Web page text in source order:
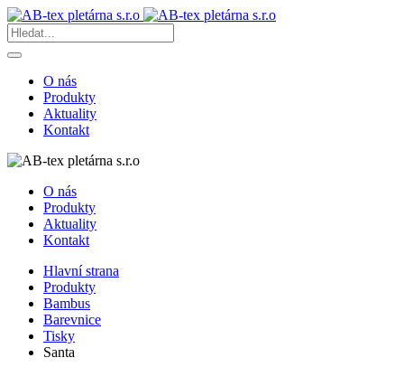
O nás
Produkty
Aktuality
Kontakt
O nás
Produkty
Aktuality
Kontakt
Hlavní strana
Produkty
Bambus
Barevnice
Tisky
Santa